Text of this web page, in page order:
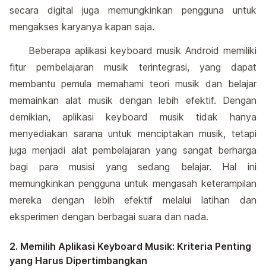
secara digital juga memungkinkan pengguna untuk
mengakses karyanya kapan saja.
Beberapa aplikasi keyboard musik Android memiliki
fitur pembelajaran musik terintegrasi, yang dapat
membantu pemula memahami teori musik dan belajar
memainkan alat musik dengan lebih efektif. Dengan
demikian, aplikasi keyboard musik tidak hanya
menyediakan sarana untuk menciptakan musik, tetapi
juga menjadi alat pembelajaran yang sangat berharga
bagi para musisi yang sedang belajar. Hal ini
memungkinkan pengguna untuk mengasah keterampilan
mereka dengan lebih efektif melalui latihan dan
eksperimen dengan berbagai suara dan nada.
2. Memilih Aplikasi Keyboard Musik: Kriteria Penting
yang Harus Dipertimbangkan